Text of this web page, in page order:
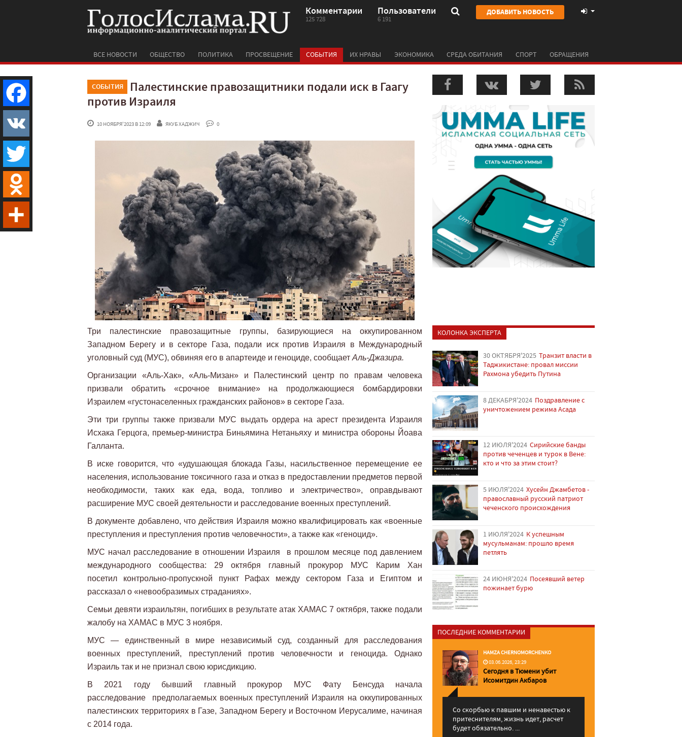
Комментарии
125 728
Пользователи
6 191
ДОБАВИТЬ НОВОСТЬ
ВСЕ НОВОСТИ ОБЩЕСТВО ПОЛИТИКА ПРОСВЕЩЕНИЕ СОБЫТИЯ ИХ НРАВЫ ЭКОНОМИКА СРЕДА ОБИТАНИЯ СПОРТ ОБРАЩЕНИЯ
СОБЫТИЯ
Палестинские правозащитники подали иск в Гаагу
против Израиля
10 НОЯБРЯ'2023 В 12:09 ЯКУБ ХАДЖИЧ 0
Три палестинские правозащитные группы, базирующиеся на оккупированном
Западном Берегу и в секторе Газа, подали иск против Израиля в Международный
уголовный суд (МУС), обвиняя его в апартеиде и геноциде, сообщает Аль-Джазира.
Организации «Аль-Хак», «Аль-Мизан» и Палестинский центр по правам человека
призвали обратить «срочное внимание» на продолжающиеся бомбардировки
Израилем «густонаселенных гражданских районов» в секторе Газа.
Эти три группы также призвали МУС выдать ордера на арест президента Израиля
Исхака Герцога, премьер-министра Биньямина Нетаньяху и министра обороны Йоава
Галланта.
В иске говорится, что «удушающая блокада Газы, насильственное перемещение ее
населения, использование токсичного газа и отказ в предоставлении предметов первой
необходимости, таких как еда, вода, топливо и электричество», оправдывают
расширение МУС своей деятельности и расследование военных преступлений.
В документе добавлено, что действия Израиля можно квалифицировать как «военные
преступления и преступления против человечности», а также как «геноцид».
МУС начал расследование в отношении Израиля в прошлом месяце под давлением
международного сообщества: 29 октября главный прокурор МУС Карим Хан
посетил контрольно-пропускной пункт Рафах между сектором Газа и Египтом и
рассказал о «невообразимых страданиях».
Семьи девяти израильтян, погибших в результате атак ХАМАС 7 октября, также подали
жалобу на ХАМАС в МУС 3 ноября.
МУС — единственный в мире независимый суд, созданный для расследования
военных преступлений, преступлений против человечности и геноцида. Однако
Израиль так и не признал свою юрисдикцию.
В 2021 году бывший главный прокурор МУС Фату Бенсуда начала
расследование предполагаемых военных преступлений Израиля на оккупированных
палестинских территориях в Газе, Западном Берегу и Восточном Иерусалиме, начиная
с 2014 года.
КОЛОНКА ЭКСПЕРТА
30 ОКТЯБРЯ'2025 Транзит власти в
Таджикистане: провал миссии
Рахмона убедить Путина
8 ДЕКАБРЯ'2024 Поздравление с
уничтожением режима Асада
12 ИЮЛЯ'2024 Сирийские банды
против чеченцев и турок в Вене:
кто и что за этим стоит?
5 ИЮЛЯ'2024 Хусейн Джамбетов -
православный русский патриот
чеченского происхождения
1 ИЮЛЯ'2024 К успешным
мусульманам: прошло время
петлять
24 ИЮНЯ'2024 Посеявший ветер
пожинает бурю
ПОСЛЕДНИЕ КОММЕНТАРИИ
HAMZA CHERNOMORCHENKO
03.06.2026, 23:29
Сегодня в Тюмени убит
Исомитдин Акбаров
Со скорбью к павшим и ненавестью к
притеснителям, жизнь идет, расчет
будет обязательно. ...
Facebook
VK
Twitter
Odnoklassniki